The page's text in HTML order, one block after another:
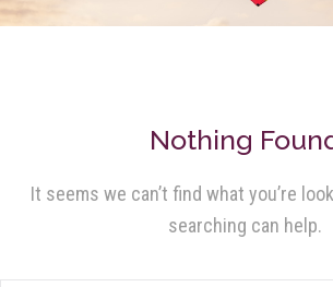
Nothing
It seems we can’t find what you’re
searching can help.